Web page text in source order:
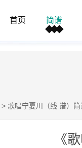
首页 简谱
> 歌唱宁夏川（线 谱）简
《